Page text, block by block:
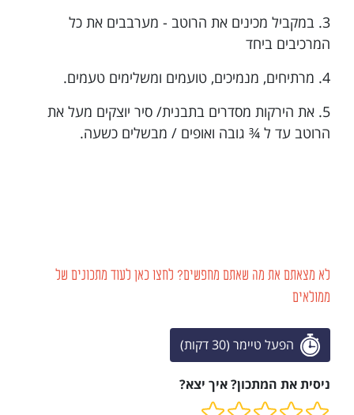
3. במקביל מכינים את הרוטב - מערבבים את כל
המרכיבים ביחד
4. מרתיחים, מנמיכים, טועמים ומשלימים טעמים.
5. את הירקות מסדרים בתבנית/ סיר יוצקים מעל את
הרוטב עד ל ¾ גובה ואופים / מבשלים כשעה.
לא מצאתם את מה שאתם מחפשים? לחצו כאן לעוד מתכונים של
ממולאים
הפעל טיימר (30 דקות)
ניסית את המתכון? איך יצא?